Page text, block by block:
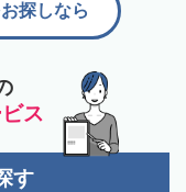
ス
探しなら
す